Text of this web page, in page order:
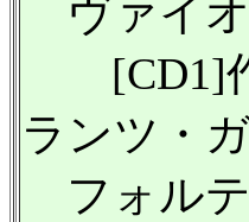
ヴァイ
[CD1]作
ランツ・
フォル